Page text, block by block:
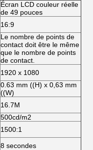
Écran LCD couleur réelle
de 49 pouces
16:9
Le nombre de points de
contact doit être le même
que le nombre de points
de contact.
1920 x 1080
0.63 mm ((H) x 0,63 mm
((W)
16.7M
500cd/m2
1500:1
8 secondes